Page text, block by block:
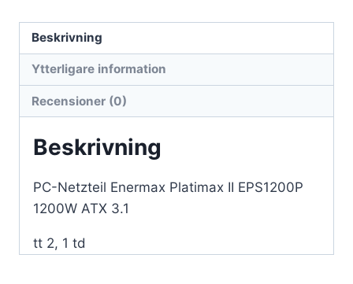
1200W
ATX
3.1
Beskrivning
Ytterligare information
Recensioner (0)
Beskrivning
PC-Netzteil Enermax Platimax II EPS1200P
1200W ATX 3.1
tt 2, 1 td